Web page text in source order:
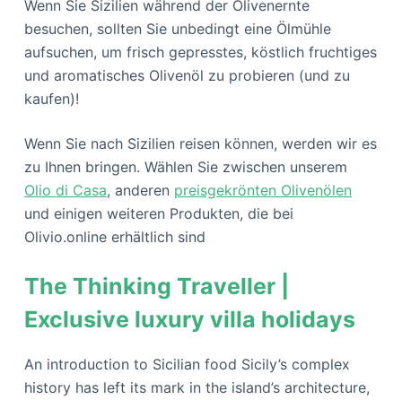
Wenn Sie Sizilien während der Olivenernte
besuchen, sollten Sie unbedingt eine Ölmühle
aufsuchen, um frisch gepresstes, köstlich fruchtiges
und aromatisches Olivenöl zu probieren (und zu
kaufen)!
Wenn Sie nach Sizilien reisen können, werden wir es
zu Ihnen bringen. Wählen Sie zwischen unserem
Olio di Casa, anderen preisgekrönten Olivenölen
und einigen weiteren Produkten, die bei
Olivio.online erhältlich sind
The Thinking Traveller |
Exclusive luxury villa holidays
An introduction to Sicilian food Sicily’s complex
history has left its mark in the island’s architecture,